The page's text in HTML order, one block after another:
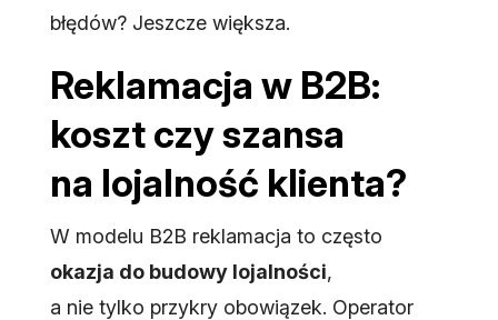
błędów? Jeszcze większa.
Reklamacja w B2B:
koszt czy szansa
na lojalność klienta?
W modelu B2B reklamacja to często
okazja do budowy lojalności,
a nie tylko przykry obowiązek. Operator